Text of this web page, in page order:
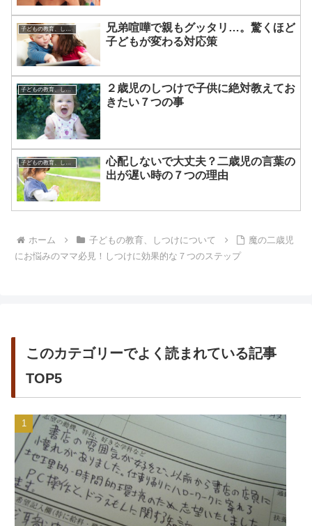
子どもの教育、しつけについて
兄弟喧嘩で親もグッタリ…。驚くほど
子どもが変わる対応策
子どもの教育、しつけについて
２歳児のしつけで子供に絶対教えてお
きたい７つの事
子どもの教育、しつけについて
心配しないで大丈夫？二歳児の言葉の
出が遅い時の７つの理由
ホーム 子どもの教育、しつけについて
魔の二歳児
にお悩みのママ必見！しつけに効果的な７つのステップ
このカテゴリーでよく読まれている記事
TOP5